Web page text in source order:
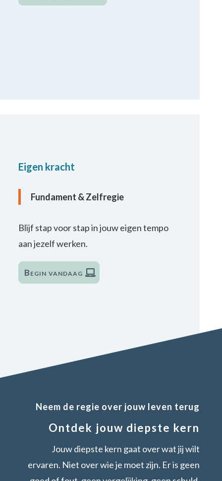
Eigen kracht
Fundament & Zelfregie
Blijf stap voor stap in jouw eigen tempo
aan jezelf werken.
Begin vandaag
Neem de regie over jouw leven terug
Ontdek jouw diepste kern
Jouw diepste kern gaat over wat jij wilt
ervaren. Niet over wie je moet zijn. Er is geen